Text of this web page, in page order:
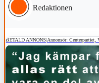
Redaktionen
BETALD ANNONS Annonsör: Centerpartiet,